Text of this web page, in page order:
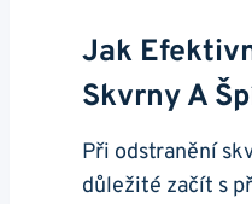
Jak
Skvrny A
Při odstranění
důležité začít s